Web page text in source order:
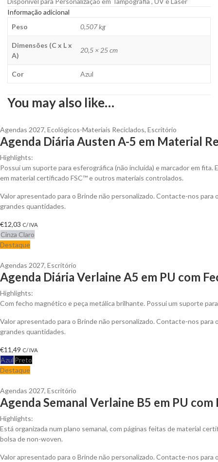
Informação adicional
Peso
0,507 kg
Dimensões (C x L x
A)
20,5 × 25 cm
Cor Azul
You may also like…
Agendas 2027, Ecológicos-Materiais Reciclados, Escritório
Agenda Diária Austen A-5 em Material
Highlights:
Possui um suporte para esferográfica (não incluída) e marcador em fita.
em material certificado FSC™ e outros materiais controlados.
Valor apresentado para o Brinde não personalizado. Contacte-nos
grandes quantidades.
€12,03 C/ IVA
Cinza Claro
Destaque
Agendas 2027, Escritório
Agenda Diária Verlaine A5 em PU com
Highlights:
Com fecho magnético e peça metálica brilhante. Possui um suporte
Valor apresentado para o Brinde não personalizado. Contacte-nos
grandes quantidades.
€11,49 C/ IVA
Azul Preto
Destaque
Agendas 2027, Escritório
Agenda Semanal Verlaine B5 em PU
Highlights:
Está organizada num plano semanal, com páginas feitas de material
bolsa de non-woven.
Valor apresentado para o Brinde não personalizado. Contacte-nos